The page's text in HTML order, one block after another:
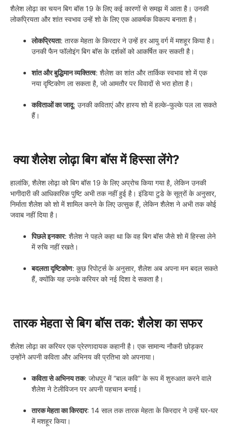
शैलेश लोढ़ा का चयन बिग बॉस 19 के लिए कई कारणों से समझ में आता है। उनकी
लोकप्रियता और शांत स्वभाव उन्हें शो के लिए एक आकर्षक विकल्प बनाता है।
लोकप्रियता: तारक मेहता के किरदार ने उन्हें हर आयु वर्ग में मशहूर किया है।
उनकी फैन फॉलोइंग बिग बॉस के दर्शकों को आकर्षित कर सकती है।
शांत और बुद्धिमान व्यक्तित्व: शैलेश का शांत और तार्किक स्वभाव शो में एक
नया दृष्टिकोण ला सकता है, जो आमतौर पर विवादों से भरा होता है।
कविताओं का जादू: उनकी कविताएं और हास्य शो में हल्के-फुल्के पल ला सकते
हैं।
क्या शैलेश लोढ़ा बिग बॉस में हिस्सा लेंगे?
हालांकि, शैलेश लोढ़ा को बिग बॉस 19 के लिए अप्रोच किया गया है, लेकिन उनकी
भागीदारी की आधिकारिक पुष्टि अभी तक नहीं हुई है। इंडिया टुडे के सूत्रों के अनुसार,
निर्माता शैलेश को शो में शामिल करने के लिए उत्सुक हैं, लेकिन शैलेश ने अभी तक कोई
जवाब नहीं दिया है।
पिछले इनकार: शैलेश ने पहले कहा था कि वह बिग बॉस जैसे शो में हिस्सा लेने
में रुचि नहीं रखते।
बदलता दृष्टिकोण: कुछ रिपोर्ट्स के अनुसार, शैलेश अब अपना मन बदल सकते
हैं, क्योंकि यह उनके करियर को नई दिशा दे सकता है।
तारक मेहता से बिग बॉस तक: शैलेश का सफर
शैलेश लोढ़ा का करियर एक प्रेरणादायक कहानी है। एक सामान्य नौकरी छोड़कर
उन्होंने अपनी कविता और अभिनय की प्रतिभा को अपनाया।
कविता से अभिनय तक: जोधपुर में “बाल कवि” के रूप में शुरुआत करने वाले
शैलेश ने टेलीविजन पर अपनी पहचान बनाई।
तारक मेहता का किरदार: 14 साल तक तारक मेहता के किरदार ने उन्हें घर-घर
में मशहूर किया।